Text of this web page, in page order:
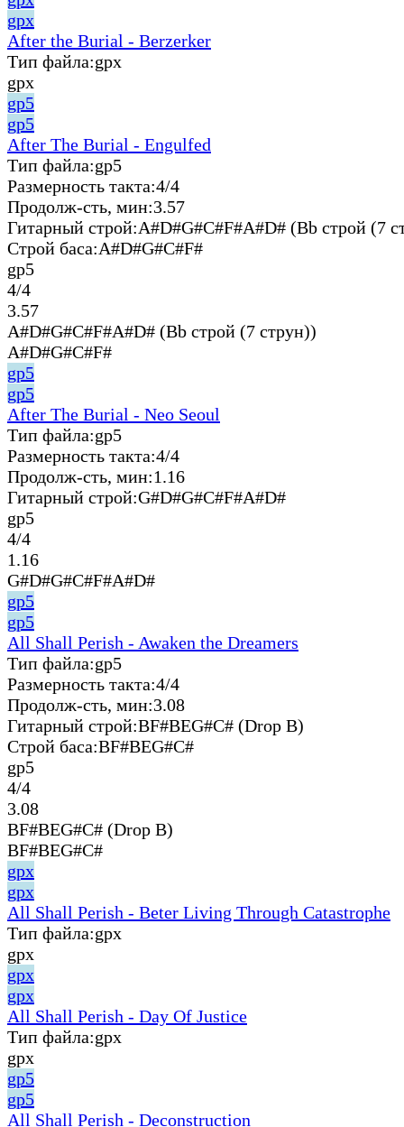
gpx
After the Burial - Berzerker
Тип файла:gpx
gpx
gp5
gp5
After The Burial - Engulfed
Тип файла:gp5
Размерность такта:4/4
Продолж-сть, мин:3.57
Гитарный строй:A#D#G#C#F#A#D# (Bb строй (7
Строй баса:A#D#G#C#F#
gp5
4/4
3.57
A#D#G#C#F#A#D# (Bb строй (7 струн))
A#D#G#C#F#
gp5
gp5
After The Burial - Neo Seoul
Тип файла:gp5
Размерность такта:4/4
Продолж-сть, мин:1.16
Гитарный строй:G#D#G#C#F#A#D#
gp5
4/4
1.16
G#D#G#C#F#A#D#
gp5
gp5
All Shall Perish - Awaken the Dreamers
Тип файла:gp5
Размерность такта:4/4
Продолж-сть, мин:3.08
Гитарный строй:BF#BEG#C# (Drop B)
Строй баса:BF#BEG#C#
gp5
4/4
3.08
BF#BEG#C# (Drop B)
BF#BEG#C#
gpx
gpx
All Shall Perish - Beter Living Through Catastrophe
Тип файла:gpx
gpx
gpx
gpx
All Shall Perish - Day Of Justice
Тип файла:gpx
gpx
gp5
gp5
All Shall Perish - Deconstruction